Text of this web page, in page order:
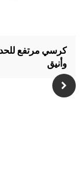
كرسي مرتفع
وأنيق